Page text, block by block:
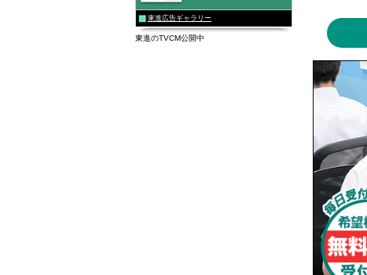
東進広告ギャラリー
東進のTVCM公開中
2026/07/